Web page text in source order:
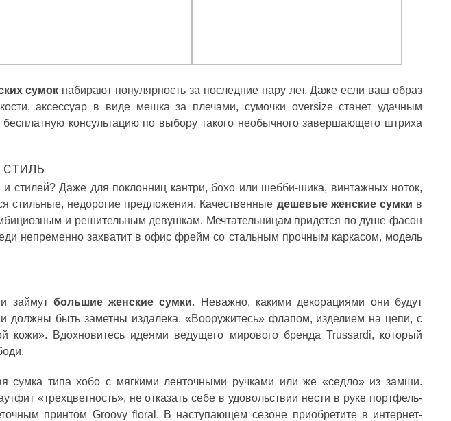
НАКИДКОЮ ЧИ КУПАЛЬНИК ЗІ
хочеться почуватися легко,
Саме тому все більше
увагу не лише на купальники ,
ЛЬОНОВІ ШОРТИ ТА БРЮКИ: ІДЕАЛЬНИЙ ВИБІР
У літню пору особливо цінуються речі, які не
лише гарно виглядають, а й дають відчуття
легкості протягом усього дня. Саме тому
льонові...
ЯКІ КУПАЛЬНИКИ ЗАРАЗ У
Кожного літа вибір між
до одного питання: закритий
сумок набирают популярность за последние пару лет. Даже если ваш образ
аксессуар в виде мешка за плечами, сумочки oversize станет удачным
консультацию по выбору такого необычного завершающего штриха
стилей? Даже для поклонниц кантри, бохо или шебби-шика, винтажных ноток,
стильные, недорогие предложения. Качественные дешевые женские сумки в
и решительным девушкам. Мечтательницам придется по душе фасон
непременно захватит в офис фрейм со стальным прочным каркасом, модель
займут большие женские сумки. Неважно, какими декорациями они будут
должны быть заметны издалека. «Вооружитесь» флапом, изделием на цепи, с
Вдохновитесь идеями ведущего мирового бренда Trussardi, который
сумка типа хобо с мягкими ленточными ручками или же «седло» из замши.
«трехцветность», не отказать себе в удовольствии нести в руке портфель-
принтом Groovy floral. В наступающем сезоне приобретите в интернет-